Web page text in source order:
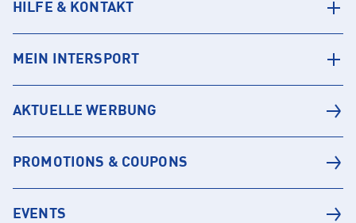
HILFE & KONTAKT
MEIN INTERSPORT
AKTUELLE WERBUNG
PROMOTIONS & COUPONS
EVENTS